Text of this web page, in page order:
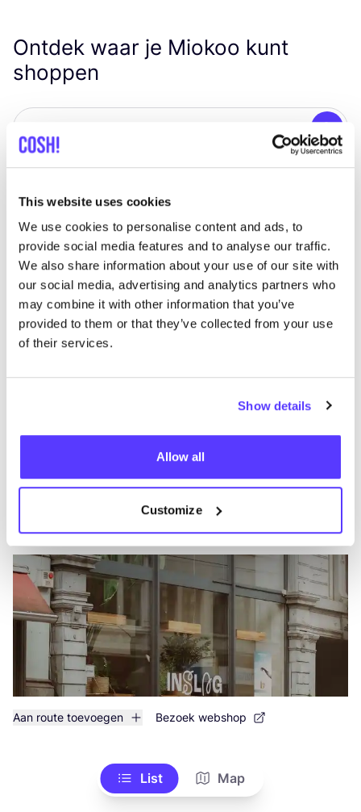
This website uses cookies
We use cookies to personalise content and ads, to
provide social media features and to analyse our traffic.
We also share information about your use of our site with
our social media, advertising and analytics partners who
may combine it with other information that you’ve
provided to them or that they’ve collected from your use
of their services.
Show details
Allow all
Customize
Ontdek waar je Miokoo kunt
shoppen
Zoek
Kudzu
Lieven Bauwensstraat 20, Brugge
Cosmetica Afvalvrij +4
Aan route toevoegen Bezoek webshop
Inslag
Brabantdam 63, Gent
Kleding Schoenen +2
Aan route toevoegen Bezoek webshop
List Map